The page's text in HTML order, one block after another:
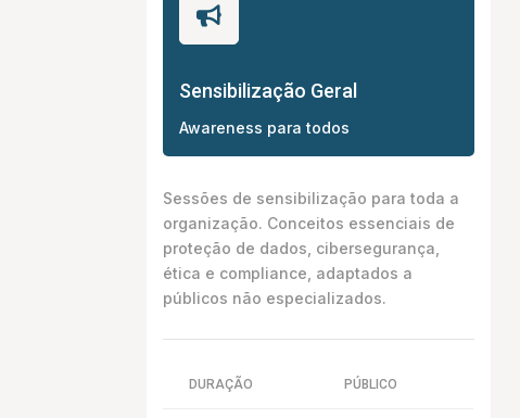

Sensibilização Geral
Awareness para todos
Sessões de sensibilização para toda a
organização. Conceitos essenciais de
proteção de dados, cibersegurança,
ética e compliance, adaptados a
públicos não especializados.
DURAÇÃO PÚBLICO